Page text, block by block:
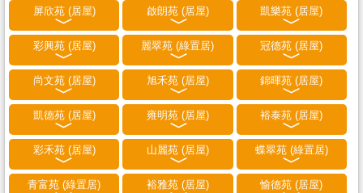
屏欣苑 (居屋) 啟朗苑 (居屋) 凱樂苑 (居屋)
彩興苑 (居屋) 麗翠苑 (綠置居) 冠德苑 (居屋)
尚文苑 (居屋) 旭禾苑 (居屋) 錦暉苑 (居屋)
凱德苑 (居屋) 雍明苑 (居屋) 裕泰苑 (居屋)
彩禾苑 (居屋) 山麗苑 (居屋) 蝶翠苑 (綠置居)
青富苑 (綠置居) 裕雅苑 (居屋) 愉德苑 (居屋)